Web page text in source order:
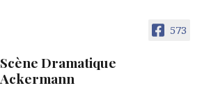
573
Scène Dramatique
Ackermann